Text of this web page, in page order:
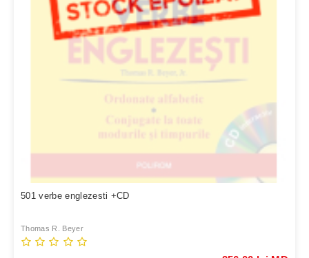
501 verbe englezesti +CD
Thomas R. Beyer